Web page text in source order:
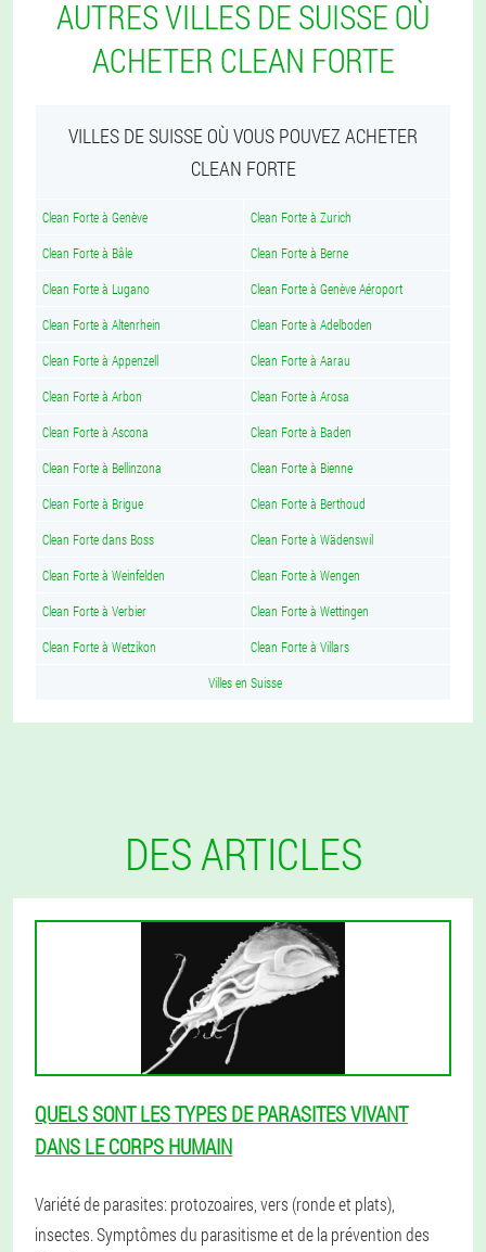
AUTRES VILLES DE SUISSE OÙ
ACHETER CLEAN FORTE
VILLES DE SUISSE OÙ VOUS POUVEZ ACHETER
CLEAN FORTE
Clean Forte à Genève Clean Forte à Zurich
Clean Forte à Bâle Clean Forte à Berne
Clean Forte à Lugano Clean Forte à Genève Aéroport
Clean Forte à Altenrhein Clean Forte à Adelboden
Clean Forte à Appenzell Clean Forte à Aarau
Clean Forte à Arbon Clean Forte à Arosa
Clean Forte à Ascona Clean Forte à Baden
Clean Forte à Bellinzona Clean Forte à Bienne
Clean Forte à Brigue Clean Forte à Berthoud
Clean Forte dans Boss Clean Forte à Wädenswil
Clean Forte à Weinfelden Clean Forte à Wengen
Clean Forte à Verbier Clean Forte à Wettingen
Clean Forte à Wetzikon Clean Forte à Villars
Villes en Suisse
DES ARTICLES
QUELS SONT LES TYPES DE PARASITES VIVANT
DANS LE CORPS HUMAIN
Variété de parasites: protozoaires, vers (ronde et plats),
insectes. Symptômes du parasitisme et de la prévention des